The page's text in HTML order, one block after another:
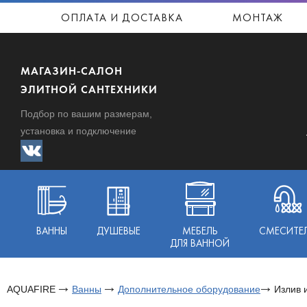
ОПЛАТА И ДОСТАВКА МОНТАЖ
МАГАЗИН-САЛОН
ЭЛИТНОЙ САНТЕХНИКИ
Подбор по вашим размерам,
установка и подключение
ВАННЫ ДУШЕВЫЕ
МЕБЕЛЬ
ДЛЯ ВАННОЙ
AQUAFIRE Ванны Дополнительное оборудование Излив